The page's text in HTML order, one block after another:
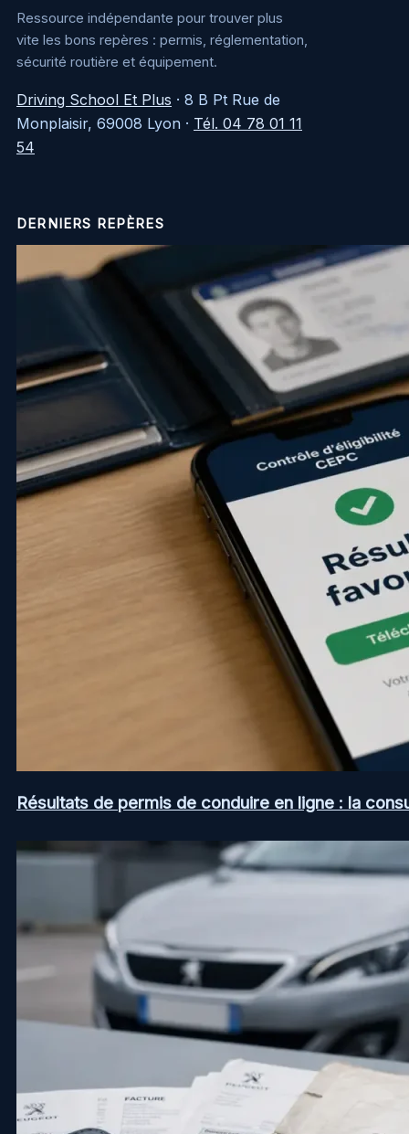
Ressource indépendante pour trouver plus
vite les bons repères : permis, réglementation,
sécurité routière et équipement.
Driving School Et Plus · 8 B Pt Rue de
Monplaisir, 69008 Lyon · Tél. 04 78 01 11
54
DERNIERS REPÈRES
Résultats de permis de conduire en ligne : la